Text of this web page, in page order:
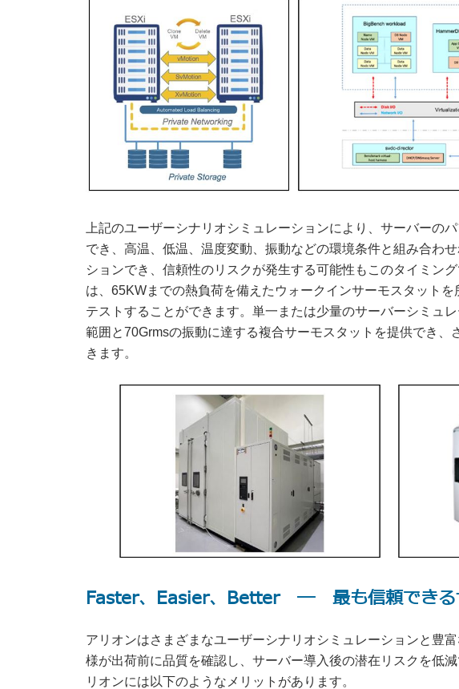
上記のユーザーシナリオシミュレーションにより、サーバーの
でき、高温、低温、温度変動、振動などの環境条件と組み合わ
ションでき、信頼性のリスクが発生する可能性もこのタイミン
は、65KWまでの熱負荷を備えたウォークインサーモスタット
テストすることができます。単一または少量のサーバーシミュ
範囲と70Grmsの振動に達する複合サーモスタットを提供でき
きます。
Faster、Easier、Better ― 最も信頼できる
アリオンはさまざまなユーザーシナリオシミュレーションと豊
様が出荷前に品質を確認し、サーバー導入後の潜在リスクを低
リオンには以下のようなメリットがあります。